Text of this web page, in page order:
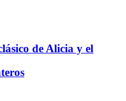
de Alicia y el